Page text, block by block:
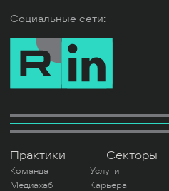
Социальные сети:
Практики Секторы
Команда Услуги
Медиахаб
Карьера